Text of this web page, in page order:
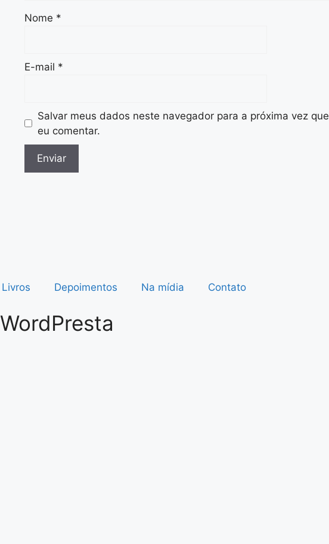
Nome *
E-mail *
Salvar meus dados neste navegador para a próxima vez que
eu comentar.
Livros Depoimentos Na mídia Contato
WordPresta